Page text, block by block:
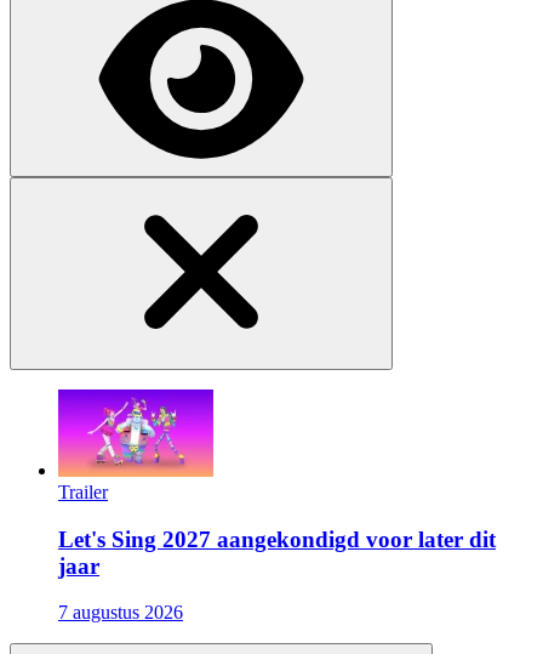
Trailer
Let's Sing 2027 aangekondigd voor later dit
jaar
7 augustus 2026